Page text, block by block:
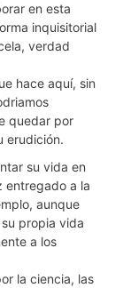
en esta
inquisitorial
verdad
hace aquí, sin
quedar por
erudición.
su vida en
entregado a la
aunque
propia vida
a los
la ciencia, las